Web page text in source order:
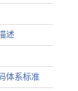
述
体系标准